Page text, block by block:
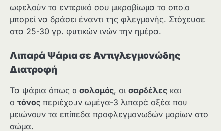
ωφελούν το εντερικό σου μικροβίωμα το οποίο
μπορεί να δράσει έναντι της φλεγμονής. Στόχευσε
στα 25-30 γρ. φυτικών ινών την ημέρα.
Λιπαρά Ψάρια σε Αντιγλεγμονώδης
Διατροφή
Τα ψάρια όπως ο σολομός, οι σαρδέλες και
ο τόνος περιέχουν ωμέγα-3 λιπαρά οξέα που
μειώνουν τα επίπεδα προφλεγμονωδών μορίων στο
σώμα.